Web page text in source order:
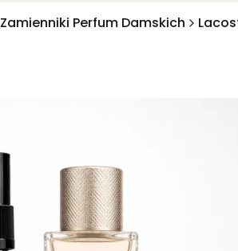
Zamienniki Perfum Damskich